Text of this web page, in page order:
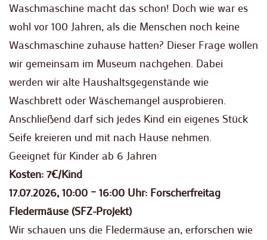
Waschmaschine macht das schon! Doch wie war es
wohl vor 100 Jahren, als die Menschen noch keine
Waschmaschine zuhause hatten? Dieser Frage wollen
wir gemeinsam im Museum nachgehen. Dabei
werden wir alte Haushaltsgegenstände wie
Waschbrett oder Wäschemangel ausprobieren.
Anschließend darf sich jedes Kind ein eigenes Stück
Seife kreieren und mit nach Hause nehmen.
Geeignet für Kinder ab 6 Jahren
Kosten: 7€/Kind
17.07.2026, 10:00 – 16:00 Uhr: Forscherfreitag
Fledermäuse (SFZ-Projekt)
Wir schauen uns die Fledermäuse an, erforschen wie